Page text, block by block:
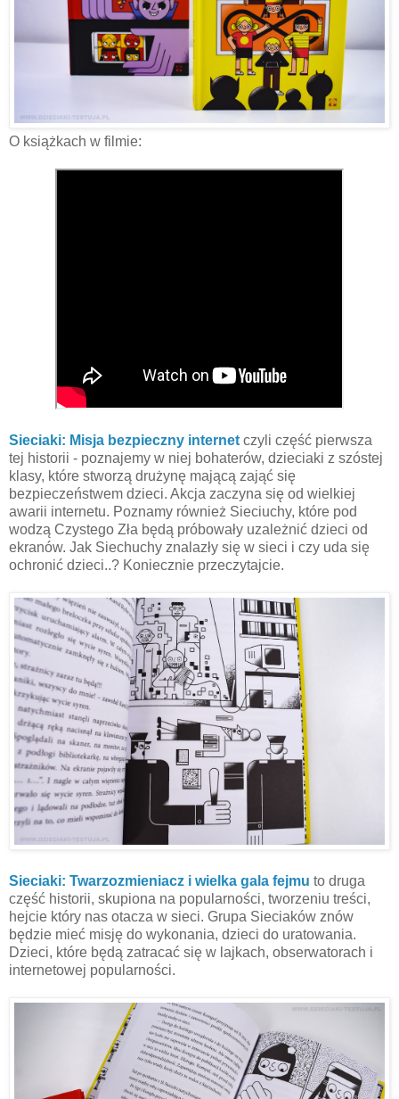
O książkach w filmie:
Sieciaki: Misja bezpieczny internet czyli część pierwsza
tej historii - poznajemy w niej bohaterów, dzieciaki z szóstej
klasy, które stworzą drużynę mającą zająć się
bezpieczeństwem dzieci. Akcja zaczyna się od wielkiej
awarii internetu. Poznamy również Sieciuchy, które pod
wodzą Czystego Zła będą próbowały uzależnić dzieci od
ekranów. Jak Siechuchy znalazły się w sieci i czy uda się
ochronić dzieci..? Koniecznie przeczytajcie.
Sieciaki: Twarzozmieniacz i wielka gal a fejmu to druga
część historii, skupiona na popularności, tworzeniu treści,
hejcie który nas otacza w sieci. Grupa Sieciaków znów
będzie mieć misję do wykonania, dzieci do uratowania.
Dzieci, które będą zatracać się w lajkach, obserwatorach i
internetowej popularności.